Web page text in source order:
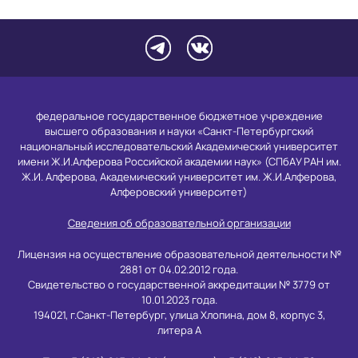
федеральное государственное бюджетное учреждение
высшего образования и науки «Санкт-Петербургский
национальный исследовательский Академический университет
имени Ж.И.Алферова Российской академии наук» (СПбАУ РАН им.
Ж.И. Алферова, Академический университет им. Ж.И.Алферова,
Алферовский университет)
Сведения об образовательной организации
Лицензия на осуществление образовательной деятельности №
2881 от 04.02.2012 года.
Свидетельство о государственной аккредитации № 3779 от
10.01.2023 года.
194021, г.Санкт-Петербург, улица Хлопина, дом 8, корпус 3,
литера А